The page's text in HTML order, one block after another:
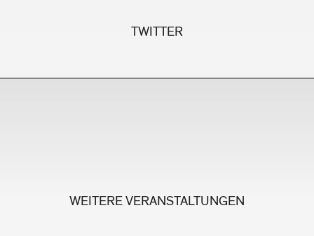
TWITTER
WEITERE VERANSTALTUNGEN